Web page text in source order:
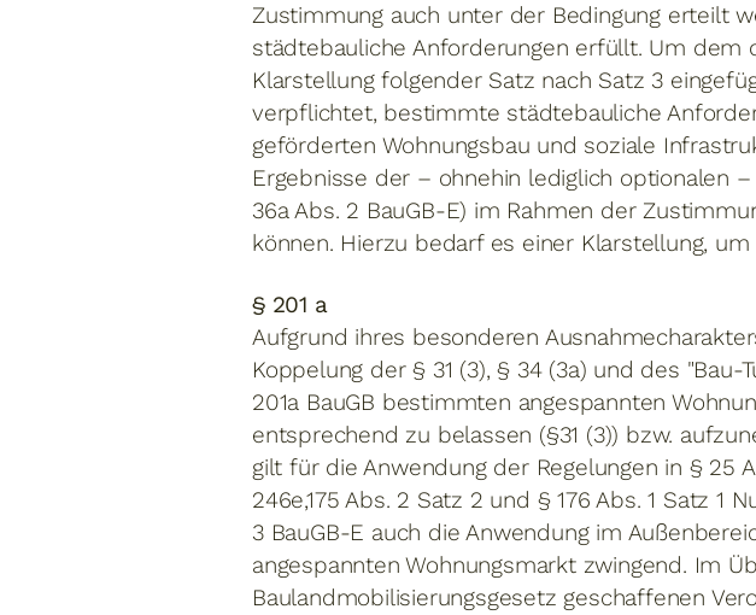
Zustimmung auch unter der Bedingung erteilt
städtebauliche Anforderungen erfüllt. Um
Klarstellung folgender Satz nach Satz 3
verpflichtet, bestimmte städtebauliche
geförderten Wohnungsbau und soziale
Ergebnisse der – ohnehin lediglich optionalen
36a Abs. 2 BauGB-E) im Rahmen der
können. Hierzu bedarf es einer Klarstellung,
§ 201 a
Aufgrund ihres besonderen
Koppelung der § 31 (3), § 34 (3a) und des
201a BauGB bestimmten angespannten
entsprechend zu belassen (§31 (3)) bzw.
gilt für die Anwendung der Regelungen in § 25
246e,175 Abs. 2 Satz 2 und § 176 Abs. 1 Satz 1
3 BauGB-E auch die Anwendung im
angespannten Wohnungsmarkt zwingend. Im
Baulandmobilisierungsgesetz geschaffenen